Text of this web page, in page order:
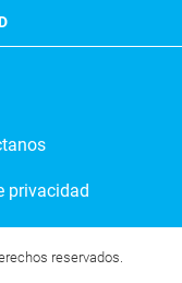
privacidad
reservados.